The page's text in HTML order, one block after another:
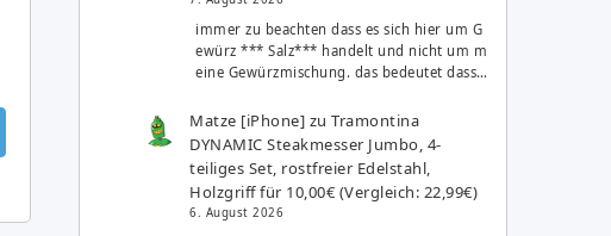
immer zu beachten dass es sich hier um G
ewürz *** Salz*** handelt und nicht um m
eine Gewürzmischung. das bedeutet dass…
Matze [iPhone] zuTramontina
DYNAMIC Steakmesser Jumbo, 4-
teiliges Set, rostfreier Edelstahl,
Holzgriff für 10,00€ (Vergleich: 22,99€)
6. August 2026